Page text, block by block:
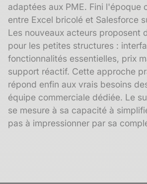
adaptées aux PME. Fini l'époque
entre Excel bricolé et Salesforce
Les nouveaux acteurs proposent
pour les petites structures :
fonctionnalités essentielles, prix
support réactif. Cette approche
répond enfin aux vrais besoins
équipe commerciale dédiée. Le
se mesure à sa capacité à
pas à impressionner par sa